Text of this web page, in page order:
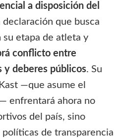
a disposición del
declaración que busca
su etapa de atleta y
conflicto entre
y deberes públicos. Su
—que asume el
enfrentará ahora no
del país, sino
de transparencia